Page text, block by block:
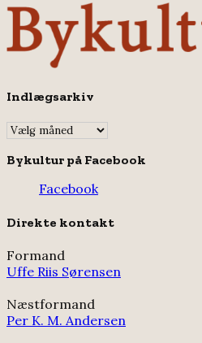
Indlægsarkiv
Indlægsarkiv
Bykultur på Facebook
Facebook
Direkte kontakt
Formand
Uffe Riis Sørensen
Næstformand
Per K. M. Andersen